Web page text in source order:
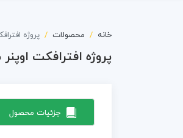
خانه محصولات پروژه
پروژه افترافکت
جزئیات محصول